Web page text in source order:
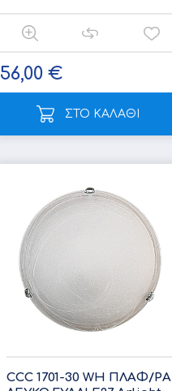
56,00 €
ΣΤΟ ΚΑΛΑΘΙ
CCC 1701-30 WH ΠΛΑΦ/ΡΑ